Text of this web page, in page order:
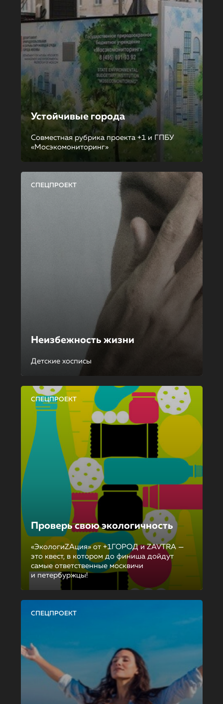
Устойчивые города
Совместная рубрика проекта +1 и ГПБУ
«Мосэкомониторинг»
СПЕЦПРОЕКТ
Неизбежность жизни
Детские хосписы
СПЕЦПРОЕКТ
Проверь свою экологичность
«ЭкологиZAция» от +1ГОРОД и ZAVTRA —
это квест, в котором до финиша дойдут
самые ответственные москвичи
и петербуржцы!
СПЕЦПРОЕКТ